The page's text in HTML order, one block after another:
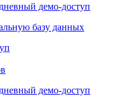
демо-доступ
базу данных
демо-доступ